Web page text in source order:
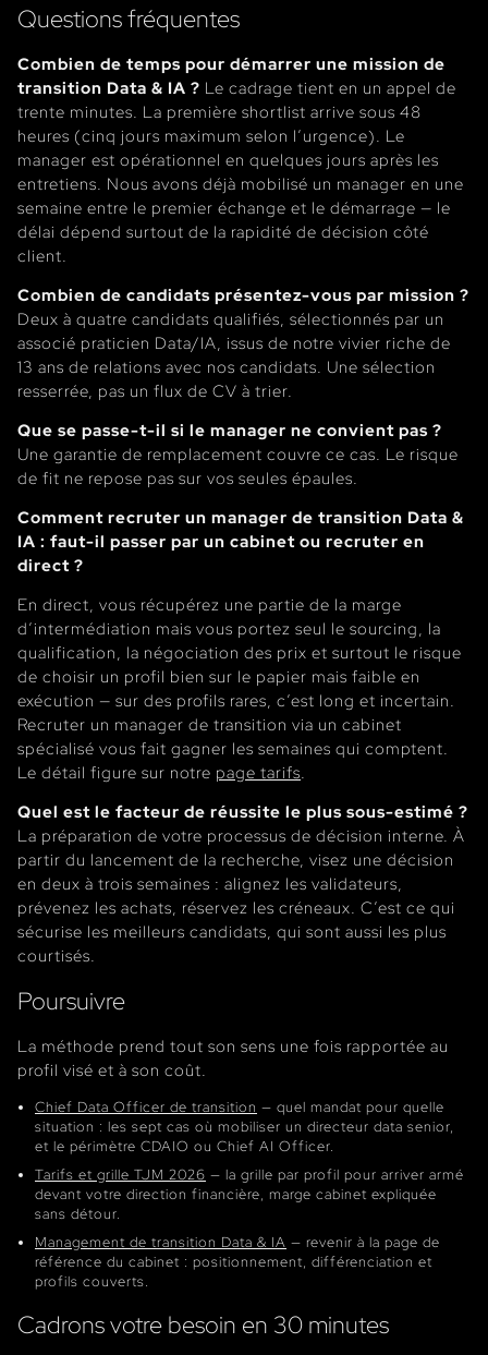
Questions fréquentes
Combien de temps pour démarrer une mission de
transition Data & IA ? Le cadrage tient en un appel de
trente minutes. La première shortlist arrive sous 48
heures (cinq jours maximum selon l’urgence). Le
manager est opérationnel en quelques jours après les
entretiens. Nous avons déjà mobilisé un manager en une
semaine entre le premier échange et le démarrage — le
délai dépend surtout de la rapidité de décision côté
client.
Combien de candidats présentez-vous par mission ?
Deux à quatre candidats qualifiés, sélectionnés par un
associé praticien Data/IA, issus de notre vivier riche de
13 ans de relations avec nos candidats. Une sélection
resserrée, pas un flux de CV à trier.
Que se passe-t-il si le manager ne convient pas ?
Une garantie de remplacement couvre ce cas. Le risque
de fit ne repose pas sur vos seules épaules.
Comment recruter un manager de transition Data &
IA : faut-il passer par un cabinet ou recruter en
direct ?
En direct, vous récupérez une partie de la marge
d’intermédiation mais vous portez seul le sourcing, la
qualification, la négociation des prix et surtout le risque
de choisir un profil bien sur le papier mais faible en
exécution — sur des profils rares, c’est long et incertain.
Recruter un manager de transition via un cabinet
spécialisé vous fait gagner les semaines qui comptent.
Le détail figure sur notre page tarifs.
Quel est le facteur de réussite le plus sous-estimé ?
La préparation de votre processus de décision interne. À
partir du lancement de la recherche, visez une décision
en deux à trois semaines : alignez les validateurs,
prévenez les achats, réservez les créneaux. C’est ce qui
sécurise les meilleurs candidats, qui sont aussi les plus
courtisés.
Poursuivre
La méthode prend tout son sens une fois rapportée au
profil visé et à son coût.
Chief Data Officer de transition — quel mandat pour quelle
situation : les sept cas où mobiliser un directeur data senior,
et le périmètre CDAIO ou Chief AI Officer.
Tarifs et grille TJM 2026 — la grille par profil pour arriver armé
devant votre direction financière, marge cabinet expliquée
sans détour.
Management de transition Data & IA — revenir à la page de
référence du cabinet : positionnement, différenciation et
profils couverts.
Cadrons votre besoin en 30 minutes